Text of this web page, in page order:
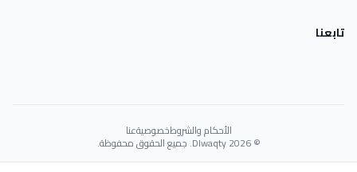
تابعنا
الأحكام والشروطخصوصيةعنا
© 2026 Dlwaqty. جميع الحقوق محفوظة.
Powered byGAIT